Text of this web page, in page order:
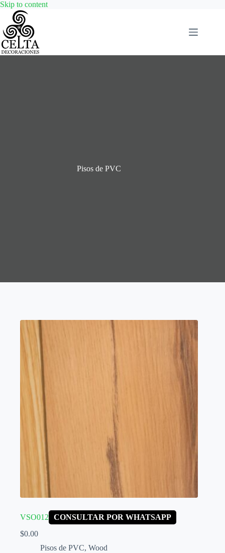
Skip to contentSkip
Pisos de PVC
VSO012
CONSULTAR POR WHATSAPP
$0.00
Pisos de PVC, Wood